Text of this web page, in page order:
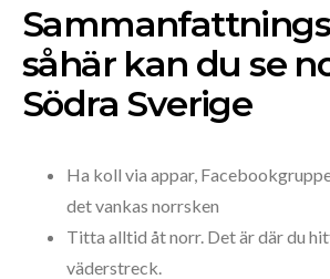
såhär kan du se
Södra Sverige
Ha koll via appar,
det vankas norrsken
Titta alltid åt norr. Det är där du
väderstreck.